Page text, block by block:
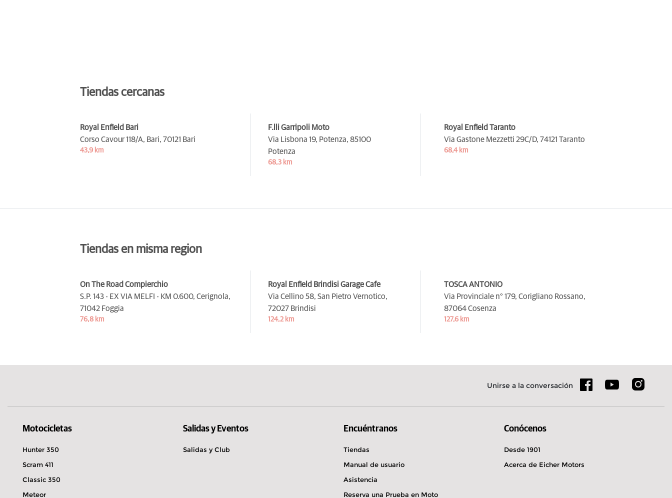
Tiendas cercanas
Royal Enfield Bari
Corso Cavour 118/A, Bari, 70121 Bari
43,9 km
F.lli Garripoli Moto
Via Lisbona 19, Potenza, 85100
Potenza
68,3 km
Royal Enfield Taranto
Via Gastone Mezzetti 29C/D, 74121 Taranto
68,4 km
Tiendas en misma region
On The Road Compierchio
S.P. 143 - EX VIA MELFI - KM 0.600, Cerignola,
71042 Foggia
76,8 km
Royal Enfield Brindisi Garage Cafe
Via Cellino 58, San Pietro Vernotico,
72027 Brindisi
124,2 km
TOSCA ANTONIO
Via Provinciale n° 179, Corigliano Rossano,
87064 Cosenza
127,6 km
Unirse a la conversación
Motocicletas
Hunter 350
Scram 411
Classic 350
Meteor
Salidas y Eventos
Salidas y Club
Encuéntranos
Tiendas
Manual de usuario
Asistencia
Reserva una Prueba en Moto
Conócenos
Desde 1901
Acerca de Eicher Motors